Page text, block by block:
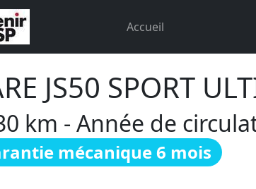
Accueil
JS50 SPORT
km - Année de
mécanique 6 mois